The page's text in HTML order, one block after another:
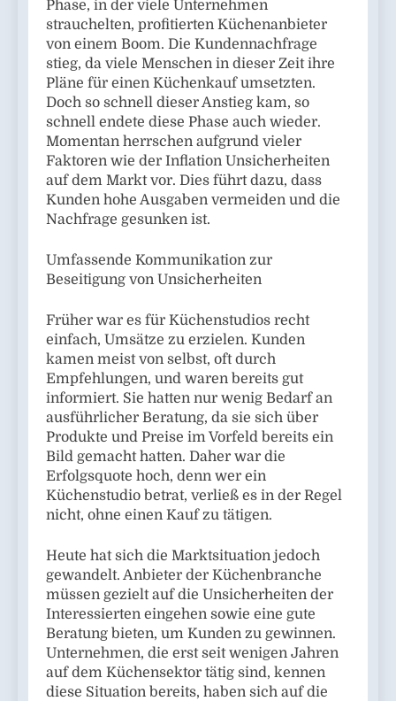
Phase, in der viele Unternehmen
strauchelten, profitierten Küchenanbieter
von einem Boom. Die Kundennachfrage
stieg, da viele Menschen in dieser Zeit ihre
Pläne für einen Küchenkauf umsetzten.
Doch so schnell dieser Anstieg kam, so
schnell endete diese Phase auch wieder.
Momentan herrschen aufgrund vieler
Faktoren wie der Inflation Unsicherheiten
auf dem Markt vor. Dies führt dazu, dass
Kunden hohe Ausgaben vermeiden und die
Nachfrage gesunken ist.
Umfassende Kommunikation zur
Beseitigung von Unsicherheiten
Früher war es für Küchenstudios recht
einfach, Umsätze zu erzielen. Kunden
kamen meist von selbst, oft durch
Empfehlungen, und waren bereits gut
informiert. Sie hatten nur wenig Bedarf an
ausführlicher Beratung, da sie sich über
Produkte und Preise im Vorfeld bereits ein
Bild gemacht hatten. Daher war die
Erfolgsquote hoch, denn wer ein
Küchenstudio betrat, verließ es in der Regel
nicht, ohne einen Kauf zu tätigen.
Heute hat sich die Marktsituation jedoch
gewandelt. Anbieter der Küchenbranche
müssen gezielt auf die Unsicherheiten der
Interessierten eingehen sowie eine gute
Beratung bieten, um Kunden zu gewinnen.
Unternehmen, die erst seit wenigen Jahren
auf dem Küchensektor tätig sind, kennen
diese Situation bereits, haben sich auf die